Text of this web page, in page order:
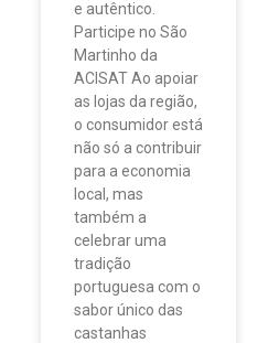
e autêntico.
Participe no São
Martinho da
ACISAT Ao apoiar
as lojas da região,
o consumidor está
não só a contribuir
para a economia
local, mas
também a
celebrar uma
tradição
portuguesa com o
sabor único das
castanhas